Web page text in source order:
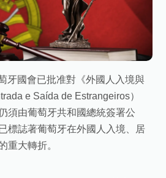
牙國會已批准對《外國人入境與
e Saída de Estrangeiros）
須由葡萄牙共和國總統簽署公
標誌著葡萄牙在外國人入境、居
重大轉折。